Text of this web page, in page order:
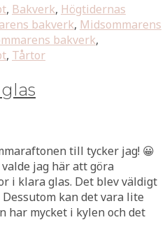
, Bakverk, Högtidernas
bakverk, Midsommarens
bakverk,
, Tårtor
till tycker jag! 😀
jag här att göra
i klara glas. Det blev väldigt
kan det vara lite
har mycket i kylen och det